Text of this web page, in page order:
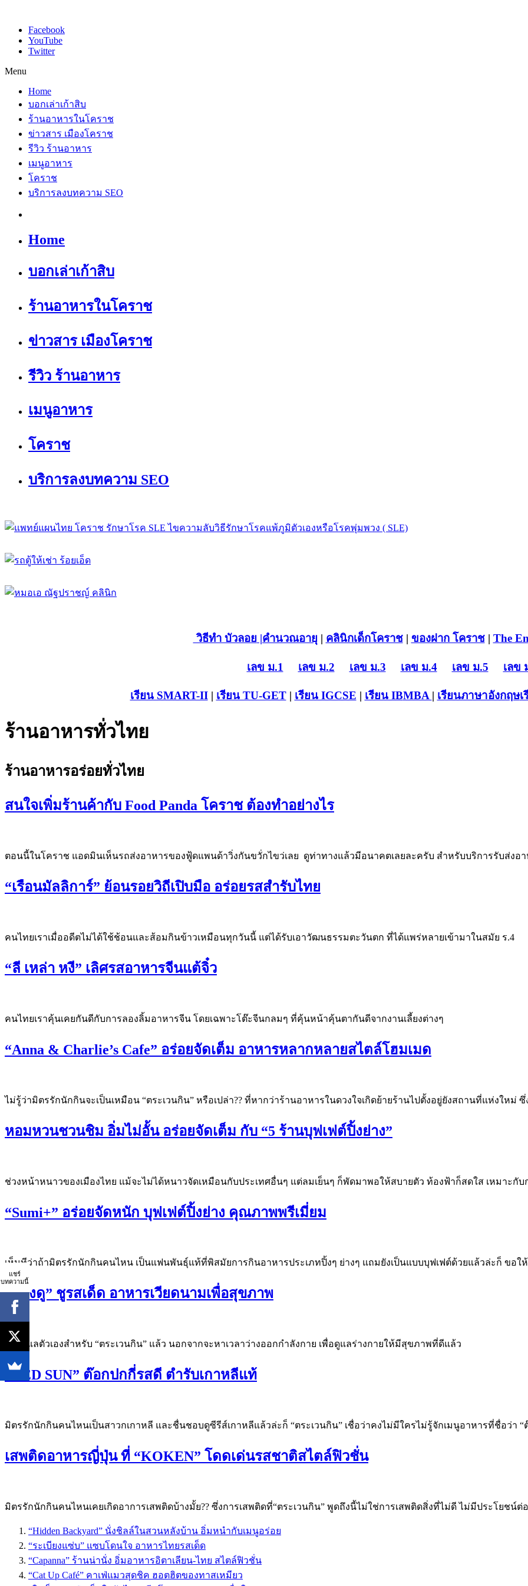
Facebook
YouTube
Twitter
Menu
Home
บอกเล่าเก้าสิบ
ร้านอาหารในโคราช
ข่าวสาร เมืองโคราช
รีวิว ร้านอาหาร
เมนูอาหาร
โคราช
บริการลงบทความ SEO
Home
บอกเล่าเก้าสิบ
ร้านอาหารในโคราช
ข่าวสาร เมืองโคราช
รีวิว ร้านอาหาร
เมนูอาหาร
โคราช
บริการลงบทความ SEO
วิธีทำ บัวลอย |คำนวณอายุ | คลินิกเด็กโคราช| ของฝาก โคราช| The
เลข ม.1 เลข ม.2 เลข ม.3 เลข ม.4 เลข ม.5 เลข
เรียน SMART-II| เรียน TU-GET| เรียน IGCSE | เรียน IBMBA | เรียนภาษาอังกฤษเ
ร้านอาหารทั่วไทย
ร้านอาหารอร่อยทั่วไทย
สนใจเพิ่มร้านค้ากับ Food Panda โคราช ต้องทำอย่างไร
ตอนนี้ในโคราช แอดมินเห็นรถส่งอาหารของฟู้ดแพนด้าวิ่งกันขวั่กไขว่เลย ดูท่าทางแล้วมีอนาคตเลยละครับ สำหรับบริการรับส่งอ
“เรือนมัลลิการ์” ย้อนรอยวิถีเปิบมือ อร่อยรสสำรับไทย
คนไทยเราเมื่ออดีตไม่ได้ใช้ช้อนและส้อมกินข้าวเหมือนทุกวันนี้ แต่ได้รับเอาวัฒนธรรมตะวันตก ที่ได้แพร่หลายเข้ามาในสมัย ร.4
“ลี เหล่า หงี” เลิศรสอาหารจีนแต้จิ๋ว
คนไทยเราคุ้นเคยกันดีกับการลองลิ้มอาหารจีน โดยเฉพาะโต๊ะจีนกลมๆ ที่คุ้นหน้าคุ้นตากันดีจากงานเลี้ยงต่างๆ
“Anna & Charlie’s Cafe” อร่อยจัดเต็ม อาหารหลากหลายสไตล์โฮมเมด
ไม่รู้ว่ามิตรรักนักกินจะเป็นเหมือน “ตระเวนกิน” หรือเปล่า?? ที่หากว่าร้านอาหารในดวงใจเกิดย้ายร้านไปตั้งอยู่ยังสถานที่แห่งใหม่ ซึ่
หอมหวนชวนชิม อิ่มไม่อั้น อร่อยจัดเต็ม กับ “5 ร้านบุฟเฟต์ปิ้งย่าง”
ช่วงหน้าหนาวของเมืองไทย แม้จะไม่ได้หนาวจัดเหมือนกับประเทศอื่นๆ แต่ลมเย็นๆ ก็พัดมาพอให้สบายตัว ท้องฟ้าก็สดใส เหมาะกั
“Sumi+” อร่อยจัดหนัก บุฟเฟต์ปิ้งย่าง คุณภาพพรีเมี่ยม
เห็นทีว่าถ้ามิตรรักนักกินคนไหน เป็นแฟนพันธุ์แท้ที่พิสมัยการกินอาหารประเภทปิ้งๆ ย่างๆ แถมยังเป็นแบบบุฟเฟต์ด้วยแล้วล่ะก็ ขอให้
“ลองดู” ชูรสเด็ด อาหารเวียดนามเพื่อสุขภาพ
การดูแลตัวเองสำหรับ “ตระเวนกิน” แล้ว นอกจากจะหาเวลาว่างออกกำลังกาย เพื่อดูแลร่างกายให้มีสุขภาพที่ดีแล้ว
“RED SUN” ต๊อกปกกี่รสดี ตำรับเกาหลีแท้
มิตรรักนักกินคนไหนเป็นสาวกเกาหลี และชื่นชอบดูซีรีส์เกาหลีแล้วล่ะก็ “ตระเวนกิน” เชื่อว่าคงไม่มีใครไม่รู้จักเมนูอาหารที่ชื่อว่า “
เสพติดอาหารญี่ปุ่น ที่ “KOKEN” โดดเด่นรสชาติสไตล์ฟิวชั่น
มิตรรักนักกินคนไหนเคยเกิดอาการเสพติดบ้างมั้ย?? ซึ่งการเสพติดที่“ตระเวนกิน” พูดถึงนี้ไม่ใช่การเสพติดสิ่งที่ไม่ดี ไม่มีประโยชน์ต่
“Hidden Backyard” นั่งชิลล์ในสวนหลังบ้าน อิ่มหนำกับเมนูอร่อย
“ระเบียงแซ่บ” แซบโดนใจ อาหารไทยรสเด็ด
“Capanna” ร้านน่านั่ง อิ่มอาหารอิตาเลียน-ไทย สไตล์ฟิวชั่น
“Cat Up Café” คาเฟ่แมวสุดชิค ฮอตฮิตของทาสเหมียว
แชร์
บทความนี้